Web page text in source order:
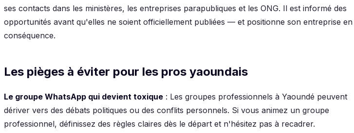
ses contacts dans les ministères, les entreprises parapubliques et les ONG. Il est informé des
opportunités avant qu'elles ne soient officiellement publiées — et positionne son entreprise en
conséquence.
Les pièges à éviter pour les pros yaoundais
Le groupe WhatsApp qui devient toxique : Les groupes professionnels à Yaoundé peuvent
dériver vers des débats politiques ou des conflits personnels. Si vous animez un groupe
professionnel, définissez des règles claires dès le départ et n'hésitez pas à recadrer.